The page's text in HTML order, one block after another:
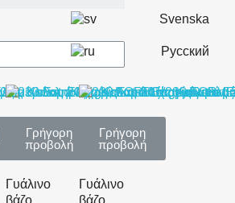
Svenska
Русский
Γρήγορη
προβολή
Γυάλινο
βάζο
Γρήγορη
προβολή
Γυάλινο
βάζο